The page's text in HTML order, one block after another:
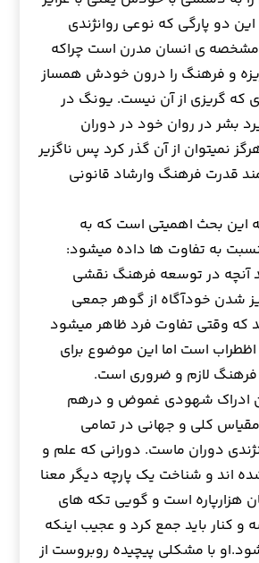
دو پارگي كه نوعي روانژندي
ي انسان مدرن است چراكه
و فرهنگ را درون خودش همساز
كه گريزي از آن نيست. يونگ در
بشر در روان خود در دوران
نميتوان از آن گذر كرد پس ناگزير
قدرت فرهنگ وارشاد قانوني
اين بحث اهميتي است كه به
به تفاوت ها داده ميشود:
آنچه در توسعه فرهنگ نقشي
شدن خودآگاه از گوهر جمعي
كه وقتي تفاوت فرد ظاهر ميشود
است اما اين موضوع براي
فرهنگ لازم و ضروري است.
ادراك شهودي غموض و درهم
كلي و جهاني در تمامي
دوران ماست. دوراني كه علم و
اند و شناخت يك پارچه ديگر معنا
هزارپاره است و گويي تكه هاي
و كنار بايد جمع كرد و عجيب اينكه
با مشكلي پيچيده روبروست از